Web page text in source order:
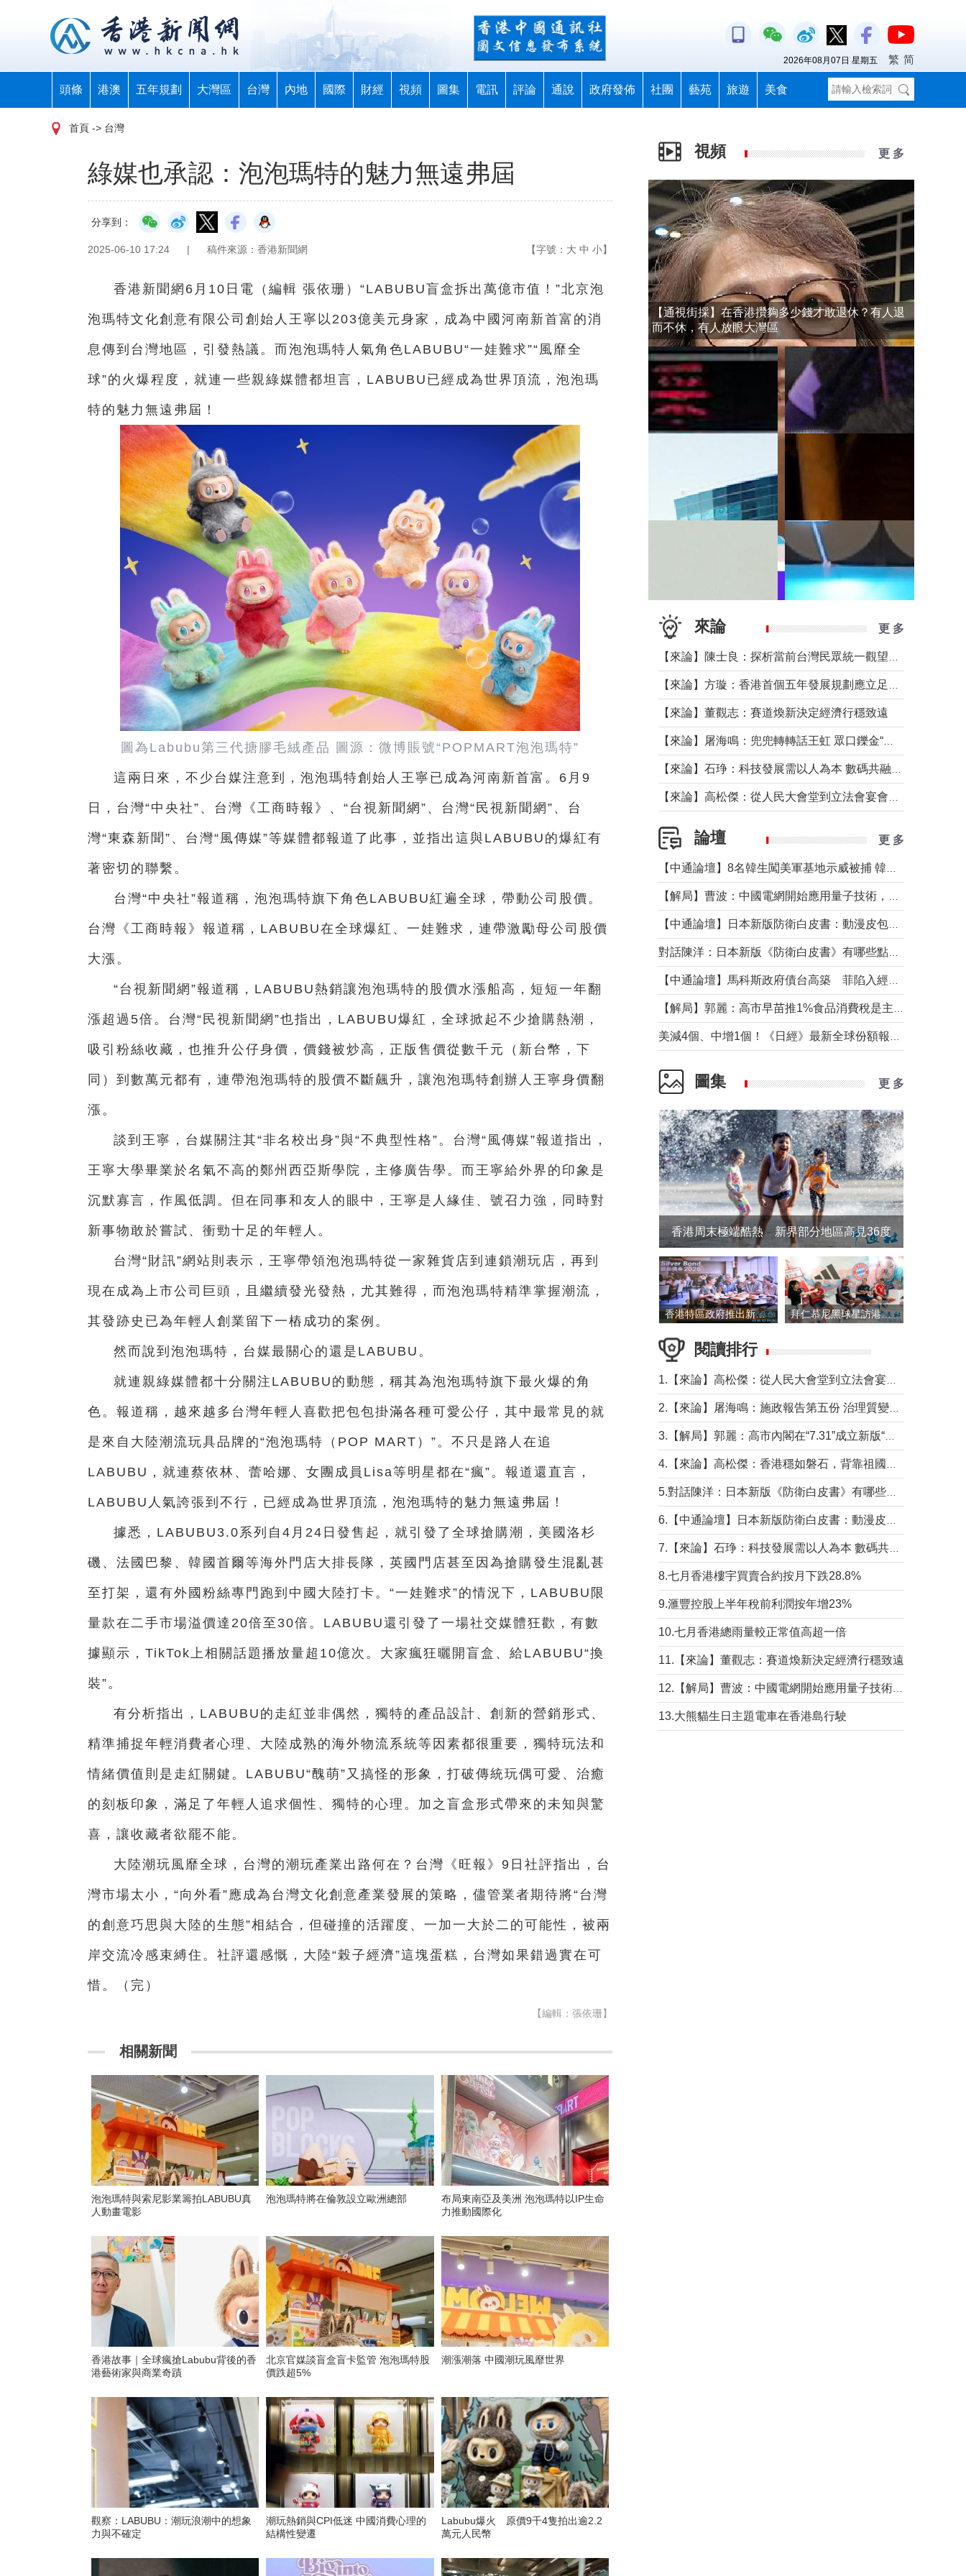
頭條 港澳 五年規劃 大灣區 台灣 內地 國際 財經 視頻 圖集 電訊 評論 通說 政府發佈 社團 藝苑 旅遊 美食
2026年08月07日 星期五 繁 简
首頁 -> 台灣
綠媒也承認：泡泡瑪特的魅力無遠弗屆
分享到：
2025-06-10 17:24 | 稿件來源：香港新聞網 【字號： 大 中 小】
香港新聞網6月10日電（編輯 張依珊）“LABUBU盲盒拆出萬億市值！”北京泡
泡瑪特文化創意有限公司創始人王寧以203億美元身家，成為中國河南新首富的消
息傳到台灣地區，引發熱議。而泡泡瑪特人氣角色LABUBU“一娃難求”“風靡全
球”的火爆程度，就連一些親綠媒體都坦言，LABUBU已經成為世界頂流，泡泡瑪
特的魅力無遠弗屆！
圖為Labubu第三代搪膠毛絨產品 圖源：微博賬號“POPMART泡泡瑪特”
這兩日來，不少台媒注意到，泡泡瑪特創始人王寧已成為河南新首富。6月9
日，台灣“中央社”、台灣《工商時報》、“台視新聞網”、台灣“民視新聞網”、台
灣“東森新聞”、台灣“風傳媒”等媒體都報道了此事，並指出這與LABUBU的爆紅有
著密切的聯繫。
台灣“中央社”報道稱，泡泡瑪特旗下角色LABUBU紅遍全球，帶動公司股價。
台灣《工商時報》報道稱，LABUBU在全球爆紅、一娃難求，連帶激勵母公司股價
大漲。
“台視新聞網”報道稱，LABUBU熱銷讓泡泡瑪特的股價水漲船高，短短一年翻
漲超過5倍。台灣“民視新聞網”也指出，LABUBU爆紅，全球掀起不少搶購熱潮，
吸引粉絲收藏，也推升公仔身價，價錢被炒高，正版售價從數千元（新台幣，下
同）到數萬元都有，連帶泡泡瑪特的股價不斷飆升，讓泡泡瑪特創辦人王寧身價翻
漲。
談到王寧，台媒關注其“非名校出身”與“不典型性格”。台灣“風傳媒”報道指出，
王寧大學畢業於名氣不高的鄭州西亞斯學院，主修廣告學。而王寧給外界的印象是
沉默寡言，作風低調。但在同事和友人的眼中，王寧是人緣佳、號召力強，同時對
新事物敢於嘗試、衝勁十足的年輕人。
台灣“財訊”網站則表示，王寧帶領泡泡瑪特從一家雜貨店到連鎖潮玩店，再到
現在成為上市公司巨頭，且繼續發光發熱，尤其難得，而泡泡瑪特精準掌握潮流，
其發跡史已為年輕人創業留下一樁成功的案例。
然而說到泡泡瑪特，台媒最關心的還是LABUBU。
就連親綠媒體都十分關注LABUBU的動態，稱其為泡泡瑪特旗下最火爆的角
色。報道稱，越來越多台灣年輕人喜歡把包包掛滿各種可愛公仔，其中最常見的就
是來自大陸潮流玩具品牌的“泡泡瑪特（POP MART）”。不只是路人在追
LABUBU，就連蔡依林、蕾哈娜、女團成員Lisa等明星都在“瘋”。報道還直言，
LABUBU人氣誇張到不行，已經成為世界頂流，泡泡瑪特的魅力無遠弗屆！
據悉，LABUBU3.0系列自4月24日發售起，就引發了全球搶購潮，美國洛杉
磯、法國巴黎、韓國首爾等海外門店大排長隊，英國門店甚至因為搶購發生混亂甚
至打架，還有外國粉絲專門跑到中國大陸打卡。“一娃難求”的情況下，LABUBU限
量款在二手市場溢價達20倍至30倍。LABUBU還引發了一場社交媒體狂歡，有數
據顯示，TikTok上相關話題播放量超10億次。大家瘋狂曬開盲盒、給LABUBU“換
裝”。
有分析指出， LABUBU的走紅並非偶然， 獨特的產品設計、創新的營銷形式、
精準捕捉年輕消費者心理、大陸成熟的海外物流系統等因素都很重要，獨特玩法和
情緒價值則是走紅關鍵。LABUBU“醜萌”又搞怪的形象，打破傳統玩偶可愛、治癒
的刻板印象，滿足了年輕人追求個性、獨特的心理。加之盲盒形式帶來的未知與驚
喜，讓收藏者欲罷不能。
大陸潮玩風靡全球，台灣的潮玩產業出路何在？台灣《旺報》9日社評指出，台
灣市場太小，“向外看”應成為台灣文化創意產業發展的策略，儘管業者期待將“台灣
的創意巧思與大陸的生態”相結合，但碰撞的活躍度、一加一大於二的可能性，被兩
岸交流冷感束縛住。社評還感慨，大陸“榖子經濟”這塊蛋糕，台灣如果錯過實在可
惜。（完）
【編輯：張依珊】
相關新聞
泡泡瑪特與索尼影業籌拍LABUBU真
人動畫電影
泡泡瑪特將在倫敦設立歐洲總部
布局東南亞及美洲 泡泡瑪特以IP生命
力推動國際化
香港故事｜全球瘋搶Labubu背後的香
港藝術家與商業奇蹟
北京官媒談盲盒盲卡監管 泡泡瑪特股
價跌超5%
潮漲潮落 中國潮玩風靡世界
觀察：LABUBU：潮玩浪潮中的想象
力與不確定
​潮玩熱銷與CPI低迷 中國消費心理的
結構性變遷
Labubu爆火 原價9千4隻拍出逾2.2
萬元人民幣
視頻 更 多
【通視街採】在香港攢夠多少錢才敢退休？有人退
而不休，有人放眼大灣區
來論 更 多
【來論】董觀志：賽道煥新決定經濟行穩致遠
論壇 更 多
圖集 更 多
香港周末極端酷熱 新界部分地區高見36度
香港特區政府推出新一批銀色債券 每手1萬元保底息4.25厘 拜仁慕尼黑球星訪港 與球迷近距離互動
閱讀排行
8.七月香港樓宇買賣合約按月下跌28.8%
9.滙豐控股上半年稅前利潤按年增23%
10.七月香港總雨量較正常值高超一倍
11.【來論】董觀志：賽道煥新決定經濟行穩致遠
13.大熊貓生日主題電車在香港島行駛